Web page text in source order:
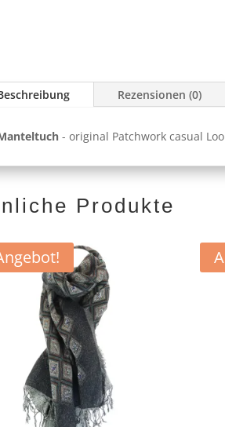
Rezensionen (0)
- original Patchwork casual
Produkte